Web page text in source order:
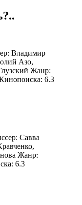
Владимир
Азо,
Жанр:
6.3
Савва
Жанр:
6.3